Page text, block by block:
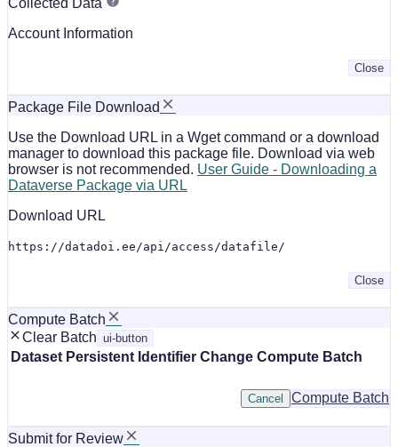
Account Information
Close
Package File Download
Use the Download URL in a Wget command or a download
manager to download this package file. Download via web
browser is not recommended. User Guide - Downloading a
Dataverse Package via URL
Download URL
https://datadoi.ee/api/access/datafile/
Close
Compute Batch
Clear Batch ui-button
Dataset Persistent Identifier Change Compute Batch
Compute Batch
Cancel
Submit for Review